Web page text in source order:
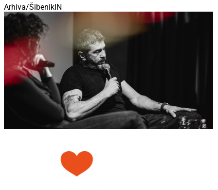
Arhiva/ŠibenikIN